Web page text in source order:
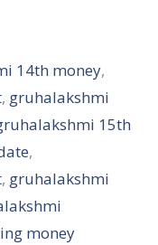
14th money,
, gruhalakshmi
15th
,
, gruhalakshmi
money